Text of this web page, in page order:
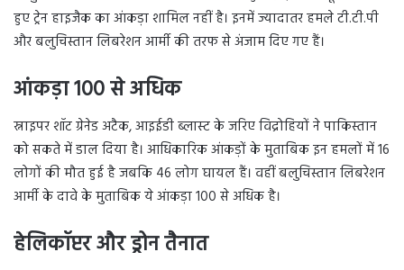
हुए ट्रेन हाइजैक का आंकड़ा शामिल नहीं है। इनमें ज्यादातर हमले टी.टी.पी
और बलुचिस्तान लिबरेशन आर्मी की तरफ से अंजाम दिए गए हैं।
आंकड़ा 100 से अधिक
स्नाइपर शॉट ग्रेनेड अटैक, आइईडी ब्लास्ट के जरिए विद्रोहियों ने पाकिस्तान
को सकते में डाल दिया है। आधिकारिक आंकड़ों के मुताबिक इन हमलों में 16
लोगों की मौत हुई है जबकि 46 लोग घायल हैं। वहीं बलुचिस्तान लिबरेशन
आर्मी के दावे के मुताबिक ये आंकड़ा 100 से अधिक है।
हेलिकॉप्टर और ड्रोन तैनात